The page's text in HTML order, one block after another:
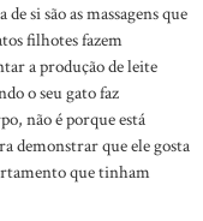
si são as massagens que
filhotes fazem
a produção de leite
o seu gato faz
não é porque está
demonstrar que ele gosta
que tinham